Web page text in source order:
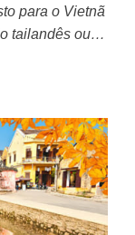
para o Vietnã
tailandês ou…